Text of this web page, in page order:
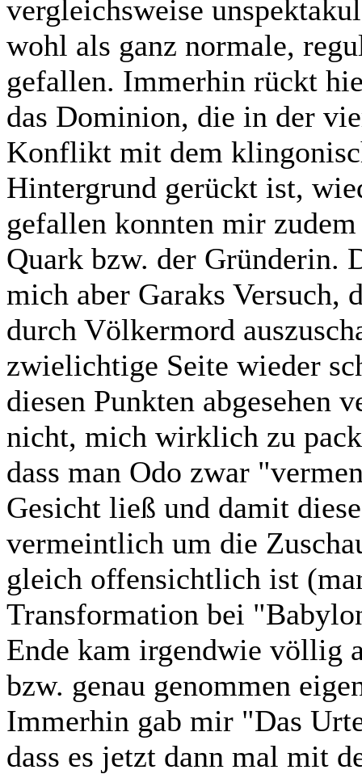
vergleichsweise
wohl als ganz normale,
gefallen. Immerhin rückt
das Dominion, die in der
Konflikt mit dem
Hintergrund gerückt ist,
gefallen konnten mir
Quark bzw. der Gründerin.
mich aber Garaks Versuch,
durch Völkermord
zwielichtige Seite wieder
diesen Punkten abgesehen
nicht, mich wirklich zu
dass man Odo zwar
Gesicht ließ und damit
vermeintlich um die
gleich offensichtlich ist
Transformation bei
Ende kam irgendwie völlig
bzw. genau genommen
Immerhin gab mir "Das
dass es jetzt dann mal mit